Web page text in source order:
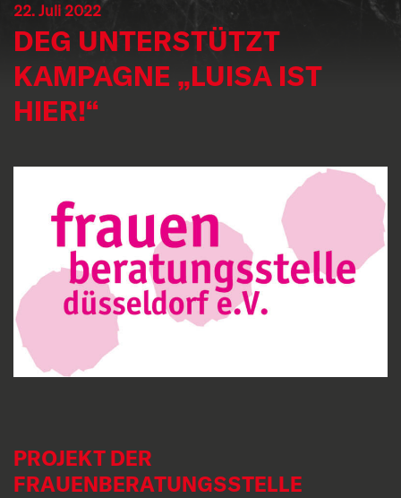
22. Juli 2022
DEG UNTERSTÜTZT
KAMPAGNE „LUISA IST
HIER!“
PROJEKT DER
FRAUENBERATUNGSSTELLE